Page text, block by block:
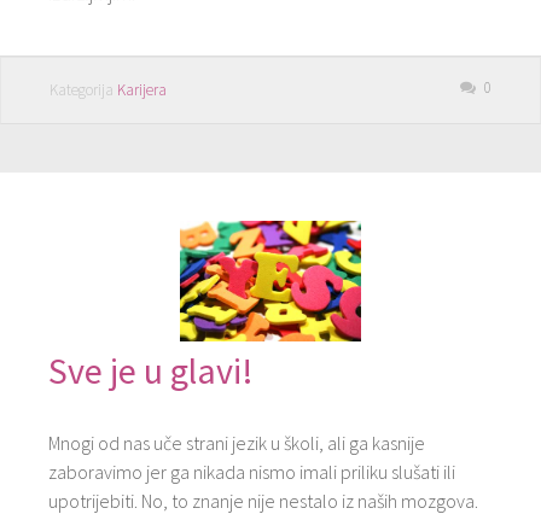
Kategorija Karijera 0
Sve je u glavi!
Mnogi od nas uče strani jezik u školi, ali ga kasnije
zaboravimo jer ga nikada nismo imali priliku slušati ili
upotrijebiti. No, to znanje nije nestalo iz naših mozgova.